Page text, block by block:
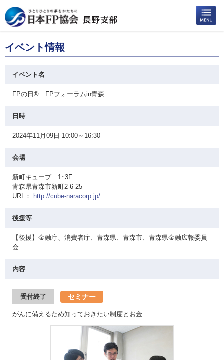
イベント情報
イベント名
FPの日® FPフォーラムin青森
日時
2024年11月09日 10:00～16:30
会場
新町キューブ 1･3F
青森県青森市新町2-6-25
URL：
http://cube-naracorp.jp/
後援等
【後援】金融庁、消費者庁、青森県、青森市、青森県金融広報委員
会
内容
受付終了 セミナー
がんに備えるため知っておきたい制度とお金